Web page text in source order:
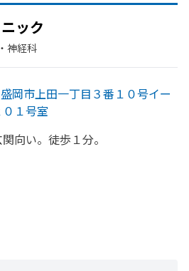
ック
神経科
岡市上田一丁目３番１０号イー
１号室
向い。 徒歩１分。